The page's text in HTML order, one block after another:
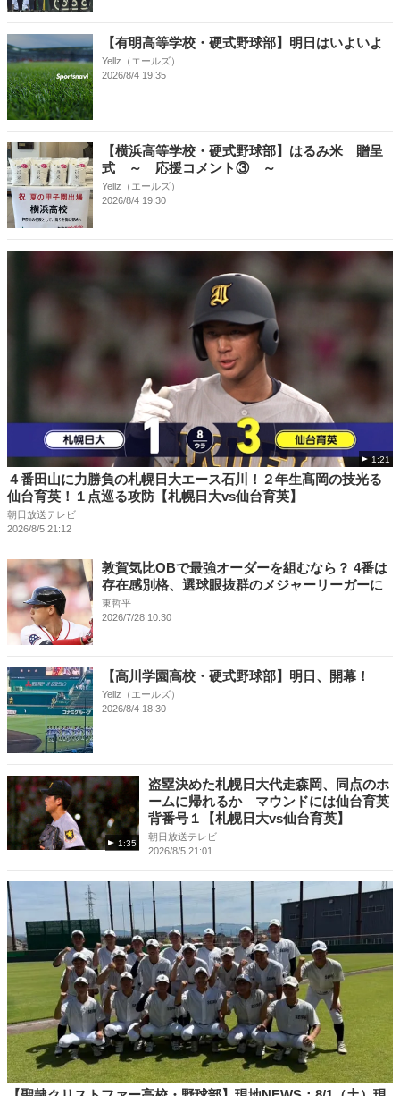
【有明高等学校・硬式野球部】明日はいよいよ
Yellz（エールズ）
2026/8/4 19:35
【横浜高等学校・硬式野球部】はるみ米 贈呈
式 ～ 応援コメント③ ～
Yellz（エールズ）
2026/8/4 19:30
1:21
４番田山に力勝負の札幌日大エース石川！２年生髙岡の技光る
仙台育英！１点巡る攻防【札幌日大vs仙台育英】
朝日放送テレビ
2026/8/5 21:12
敦賀気比OBで最強オーダーを組むなら？ 4番は
存在感別格、選球眼抜群のメジャーリーガーに
東哲平
2026/7/28 10:30
【高川学園高校・硬式野球部】明日、開幕！
Yellz（エールズ）
2026/8/4 18:30
1:35
盗塁決めた札幌日大代走森岡、同点のホ
ームに帰れるか マウンドには仙台育英
背番号１【札幌日大vs仙台育英】
朝日放送テレビ
2026/8/5 21:01